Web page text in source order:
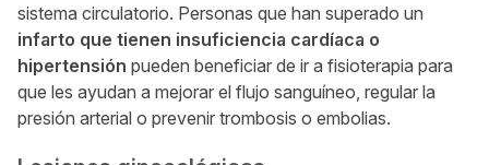
sistema circulatorio. Personas que han superado un
infarto que tienen insuficiencia cardíaca o
hipertensión pueden beneficiar de ir a fisioterapia para
que les ayudan a mejorar el flujo sanguíneo, regular la
presión arterial o prevenir trombosis o embolias.